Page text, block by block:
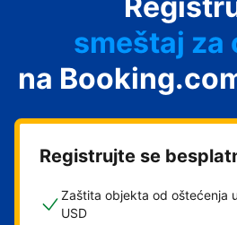
smeštaj za
na
Registrujte se
Zaštita objekta od oštećenja
USD